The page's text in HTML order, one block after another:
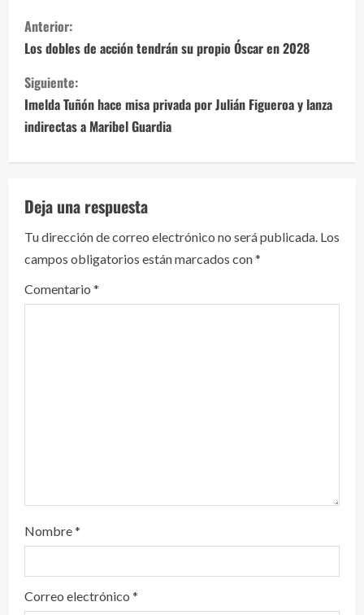
S
i
g
u
e
l
e
y
e
Anterior:
Los dobles de acción tendrán su propio Óscar en 2028
Siguiente:
Imelda Tuñón hace misa privada por Julián Figueroa y lanza
indirectas a Maribel Guardia
Deja una respuesta
Tu dirección de correo electrónico no será publicada. Los
campos obligatorios están marcados con*
Comentario *
Nombre*
Correo electrónico *